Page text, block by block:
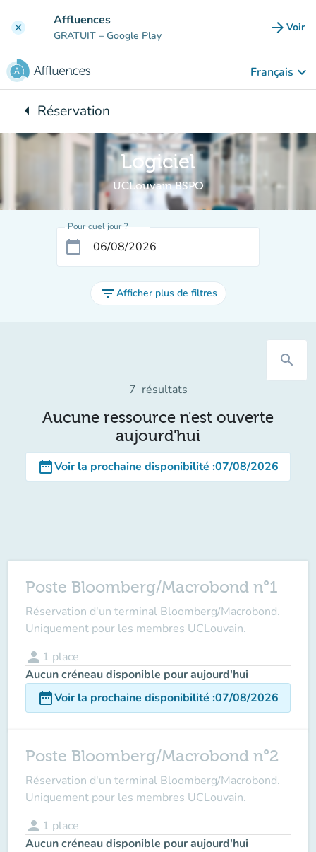
clear Affluences
GRATUIT – Google Play arrow_forward Voir
Français keyboard_arrow_down
arrow_leftRetour à :
Réservation
Logiciel
UCLouvain BSPO
Pour quel jour ?
calendar_today
filter_listAfficher plus de filtres
search
7 résultats
Aucune ressource n'est ouverte
aujourd'hui
date_rangeVoir la prochaine disponibilité :07/08/2026
Poste Bloomberg/Macrobond n°1
Réservation d'un terminal Bloomberg/Macrobond.
Uniquement pour les membres UCLouvain.
person 1 place
Aucun créneau disponible pour aujourd'hui
date_rangeVoir la prochaine disponibilité :07/08/2026
Poste Bloomberg/Macrobond n°2
Réservation d'un terminal Bloomberg/Macrobond.
Uniquement pour les membres UCLouvain.
person 1 place
Aucun créneau disponible pour aujourd'hui